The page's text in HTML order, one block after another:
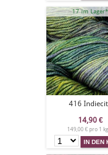
17 im Lager*
416
14,90 €
149,00 € pro 1 kg